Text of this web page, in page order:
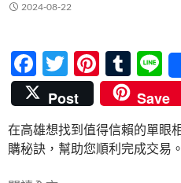
2024-08-22
F
ac
e
b
o
T
w
itt
er
Pi
nt
er
es
t
T
u
m
bl
r
Li
n
e
Post
Save
在高雄想找到值得信賴的單眼
購秘訣，幫助您順利完成交易。